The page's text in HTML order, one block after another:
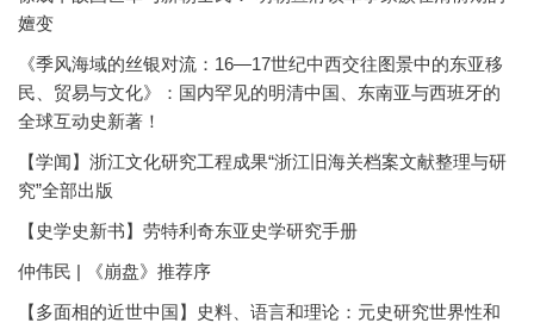
嬗变
《季风海域的丝银对流：16—17世纪中西交往图景中的东亚移
民、贸易与文化》：国内罕见的明清中国、东南亚与西班牙的
全球互动史新著！
【学闻】浙江文化研究工程成果“浙江旧海关档案文献整理与研
究”全部出版
【史学史新书】劳特利奇东亚史学研究手册
仲伟民 | 《崩盘》推荐序
【多面相的近世中国】史料、语言和理论：元史研究世界性和